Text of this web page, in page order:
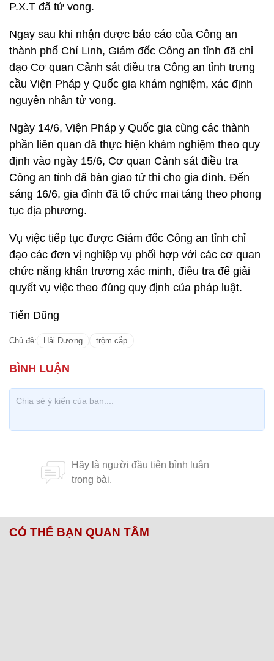
P.X.T đã tử vong.
Ngay sau khi nhận được báo cáo của Công an
thành phố Chí Linh, Giám đốc Công an tỉnh đã chỉ
đạo Cơ quan Cảnh sát điều tra Công an tỉnh trưng
cầu Viện Pháp y Quốc gia khám nghiệm, xác định
nguyên nhân tử vong.
Ngày 14/6, Viện Pháp y Quốc gia cùng các thành
phần liên quan đã thực hiện khám nghiệm theo quy
định vào ngày 15/6, Cơ quan Cảnh sát điều tra
Công an tỉnh đã bàn giao tử thi cho gia đình. Đến
sáng 16/6, gia đình đã tổ chức mai táng theo phong
tục địa phương.
Vụ việc tiếp tục được Giám đốc Công an tỉnh chỉ
đạo các đơn vị nghiệp vụ phối hợp với các cơ quan
chức năng khẩn trương xác minh, điều tra để giải
quyết vụ việc theo đúng quy định của pháp luật.
Tiến Dũng
Chủ đề: Hải Dương trộm cắp
CÓ THỂ BẠN QUAN TÂM